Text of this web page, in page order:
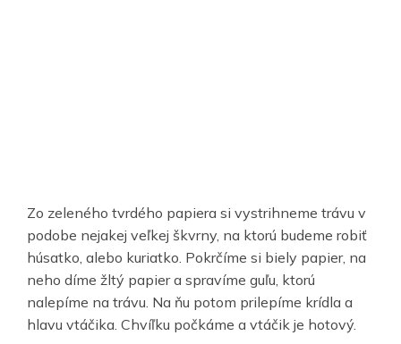
Zo zeleného tvrdého papiera si vystrihneme trávu v
podobe nejakej veľkej škvrny, na ktorú budeme robiť
húsatko, alebo kuriatko. Pokrčíme si biely papier, na
neho díme žltý papier a spravíme guľu, ktorú
nalepíme na trávu. Na ňu potom prilepíme krídla a
hlavu vtáčika. Chvíľku počkáme a vtáčik je hotový.